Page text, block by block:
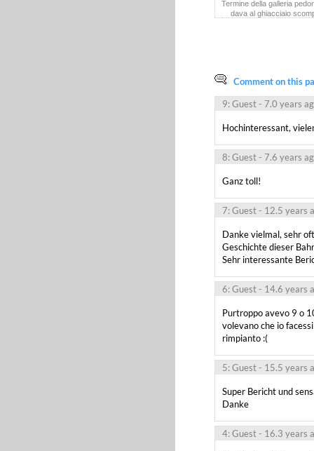
Termine della galleria
dava al ghiacciaio
Comment on this
9: Guest- 7.0 years
Hochinteressant,
8: Guest- 7.6 years
Ganz toll!
7: Guest- 12.5 years
Danke vielmal, sehr
Geschichte dieser
Sehr interessante
6: Guest- 14.6 years
Purtroppo avevo 9 o
volevano che io
rimpianto :(
5: Guest- 15.5 years
Super Bericht und
Danke
4: Guest- 16.3 years